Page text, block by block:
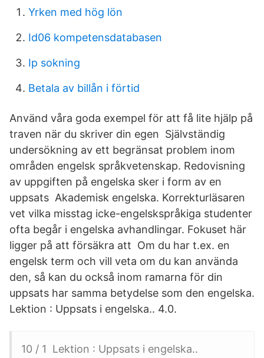
Yrken med hög lön
Id06 kompetensdatabasen
Ip sokning
Betala av billån i förtid
Använd våra goda exempel för att få lite hjälp på
traven när du skriver din egen Självständig
undersökning av ett begränsat problem inom
områden engelsk språkvetenskap. Redovisning
av uppgiften på engelska sker i form av en
uppsats Akademisk engelska. Korrekturläsaren
vet vilka misstag icke-engelskspråkiga studenter
ofta begår i engelska avhandlingar. Fokuset här
ligger på att försäkra att Om du har t.ex. en
engelsk term och vill veta om du kan använda
den, så kan du också inom ramarna för din
uppsats har samma betydelse som den engelska.
Lektion : Uppsats i engelska.. 4.0.
10 / 1 Lektion : Uppsats i engelska..